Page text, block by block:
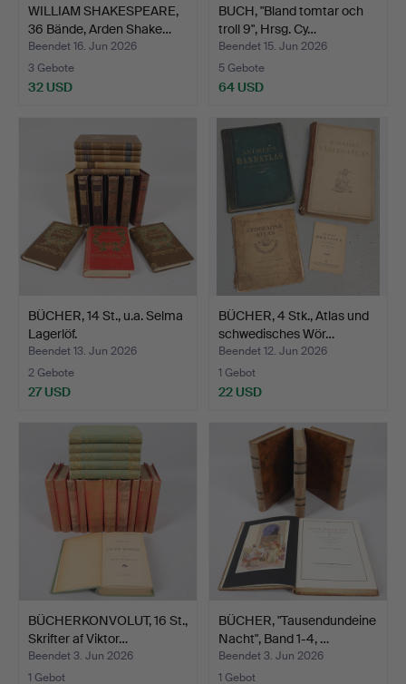
WILLIAM SHAKESPEARE,
36 Bände, Arden Shake…
Beendet 16. Jun 2026
3 Gebote
32 USD
BUCH, "Bland tomtar och
troll 9", Hrsg. Cy…
Beendet 15. Jun 2026
5 Gebote
64 USD
BÜCHER, 14 St., u.a. Selma
Lagerlöf.
Beendet 13. Jun 2026
2 Gebote
27 USD
BÜCHER, 4 Stk., Atlas und
schwedisches Wör…
Beendet 12. Jun 2026
1 Gebot
22 USD
BÜCHERKONVOLUT, 16 St.,
Skrifter af Viktor…
Beendet 3. Jun 2026
1 Gebot
BÜCHER, "Tausendundeine
Nacht", Band 1-4, …
Beendet 3. Jun 2026
1 Gebot